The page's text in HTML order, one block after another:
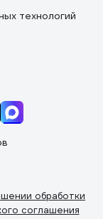
технологий
обработки
соглашения